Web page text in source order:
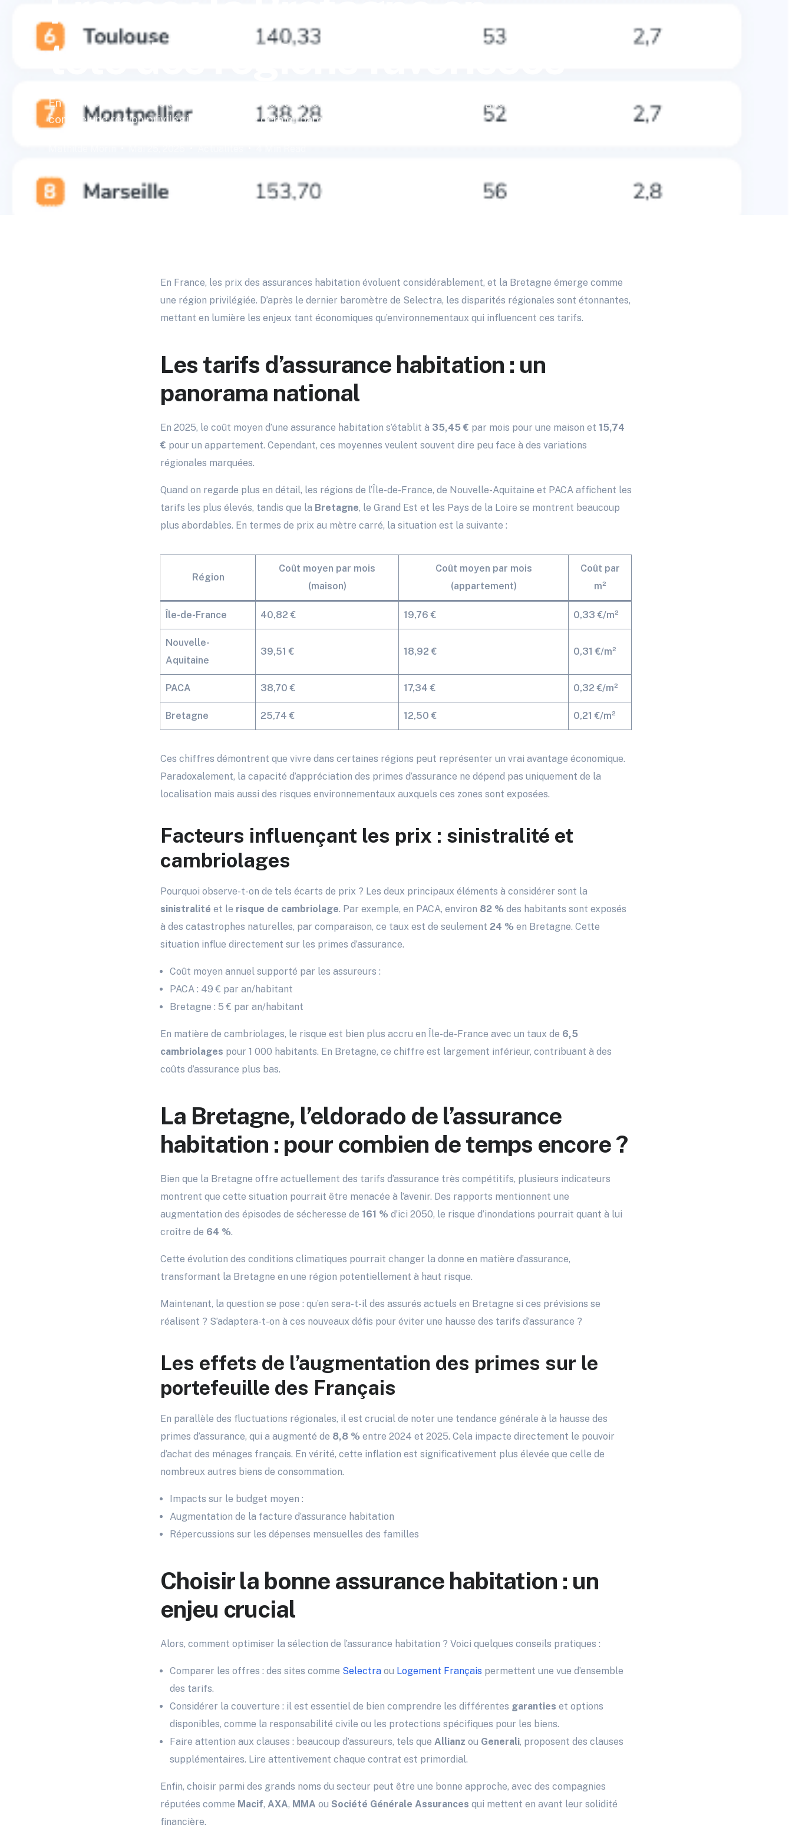
tête des régions favorisées
En France, les prix des assurances habitation évoluent considérablement, et la Bretagne émerge
comme une région privilégiée. D’après le dernier baromètre de […]
En France, les prix des assurances habitation évoluent considérablement, et la Bretagne émerge comme
une région privilégiée. D’après le dernier baromètre de Selectra, les disparités régionales sont étonnantes,
mettant en lumière les enjeux tant économiques qu’environnementaux qui influencent ces tarifs.
Les tarifs d’assurance habitation : un
panorama national
En 2025, le coût moyen d’une assurance habitation s’établit à 35,45 € par mois pour une maison et 15,74
€ pour un appartement. Cependant, ces moyennes veulent souvent dire peu face à des variations
régionales marquées.
Quand on regarde plus en détail, les régions de l’Île-de-France, de Nouvelle-Aquitaine et PACA affichent les
tarifs les plus élevés, tandis que la Bretagne, le Grand Est et les Pays de la Loire se montrent beaucoup
plus abordables. En termes de prix au mètre carré, la situation est la suivante :
Région
Coût moyen par mois
(maison)
Coût moyen par mois
(appartement)
Coût par
m²
Île-de-France 40,82 € 19,76 € 0,33 €/m²
Nouvelle-
Aquitaine
39,51 € 18,92 € 0,31 €/m²
PACA 38,70 € 17,34 € 0,32 €/m²
Bretagne 25,74 € 12,50 € 0,21 €/m²
Ces chiffres démontrent que vivre dans certaines régions peut représenter un vrai avantage économique.
Paradoxalement, la capacité d’appréciation des primes d’assurance ne dépend pas uniquement de la
localisation mais aussi des risques environnementaux auxquels ces zones sont exposées.
Facteurs influençant les prix : sinistralité et
cambriolages
Pourquoi observe-t-on de tels écarts de prix ? Les deux principaux éléments à considérer sont la
sinistralité et le risque de cambriolage. Par exemple, en PACA, environ 82 % des habitants sont exposés
à des catastrophes naturelles, par comparaison, ce taux est de seulement 24 % en Bretagne. Cette
situation influe directement sur les primes d’assurance.
Coût moyen annuel supporté par les assureurs :
PACA : 49 € par an/habitant
Bretagne : 5 € par an/habitant
En matière de cambriolages, le risque est bien plus accru en Île-de-France avec un taux de 6,5
cambriolages pour 1 000 habitants. En Bretagne, ce chiffre est largement inférieur, contribuant à des
coûts d’assurance plus bas.
La Bretagne, l’eldorado de l’assurance
habitation : pour combien de temps encore ?
Bien que la Bretagne offre actuellement des tarifs d’assurance très compétitifs, plusieurs indicateurs
montrent que cette situation pourrait être menacée à l’avenir. Des rapports mentionnent une
augmentation des épisodes de sécheresse de 161 % d’ici 2050, le risque d’inondations pourrait quant à lui
croître de 64 %.
Cette évolution des conditions climatiques pourrait changer la donne en matière d’assurance,
transformant la Bretagne en une région potentiellement à haut risque.
Maintenant, la question se pose : qu’en sera-t-il des assurés actuels en Bretagne si ces prévisions se
réalisent ? S’adaptera-t-on à ces nouveaux défis pour éviter une hausse des tarifs d’assurance ?
Les effets de l’augmentation des primes sur le
portefeuille des Français
En parallèle des fluctuations régionales, il est crucial de noter une tendance générale à la hausse des
primes d’assurance, qui a augmenté de 8,8 % entre 2024 et 2025. Cela impacte directement le pouvoir
d’achat des ménages français. En vérité, cette inflation est significativement plus élevée que celle de
nombreux autres biens de consommation.
Impacts sur le budget moyen :
Augmentation de la facture d’assurance habitation
Répercussions sur les dépenses mensuelles des familles
Choisir la bonne assurance habitation : un
enjeu crucial
Alors, comment optimiser la sélection de l’assurance habitation ? Voici quelques conseils pratiques :
Comparer les offres : des sites comme Selectra ou Logement Français permettent une vue d’ensemble
des tarifs.
Considérer la couverture : il est essentiel de bien comprendre les différentes garanties et options
disponibles, comme la responsabilité civile ou les protections spécifiques pour les biens.
Faire attention aux clauses : beaucoup d’assureurs, tels que Allianz ou Generali, proposent des clauses
supplémentaires. Lire attentivement chaque contrat est primordial.
Enfin, choisir parmi des grands noms du secteur peut être une bonne approche, avec des compagnies
réputées comme Macif, AXA, MMA ou Société Générale Assurances qui mettent en avant leur solidité
financière.